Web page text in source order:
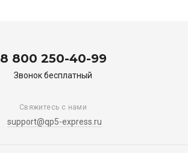
8 800 250-40-99
Звонок бесплатный
Свяжитесь с нами
support@qp5-express.ru